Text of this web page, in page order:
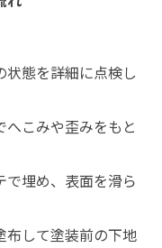
状態を詳細に点検し
へこみや歪みをもと
で埋め、表面を滑ら
布して塗装前の下地